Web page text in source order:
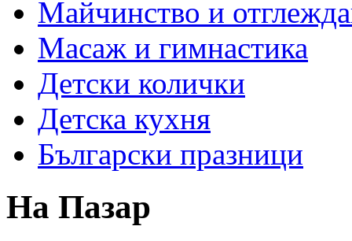
Майчинство и
Масаж и гимнастика
Детски колички
Детска кухня
Български празници
На Пазар